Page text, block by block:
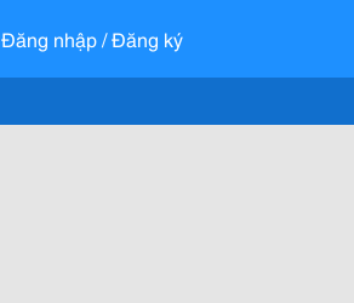
Đăng nhập / Đăng ký